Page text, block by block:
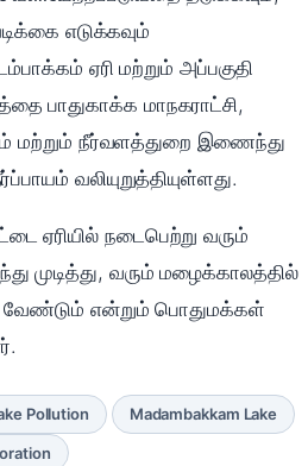
எடுக்கவும்
ஏரி மற்றும் அப்பகுதி
பாதுகாக்க மாநகராட்சி,
மற்றும் நீர்வளத்துறை இணைந்து
வலியுறுத்தியுள்ளது.
ஏரியில் நடைபெற்று வரும்
முடித்து, வரும் மழைக்காலத்தில்
வேண்டும் என்றும் பொதுமக்கள்
Pollution Madambakkam Lake